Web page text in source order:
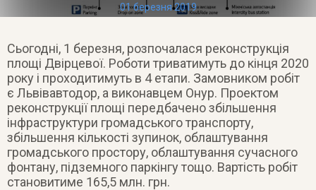
ДОВІДКА 01 березня 2019
Сьогодні, 1 березня, розпочалася реконструкція
площі Двірцевої. Роботи триватимуть до кінця 2020
року і проходитимуть в 4 етапи. Замовником робіт
є Львівавтодор, а виконавцем Онур. Проектом
реконструкції площі передбачено збільшення
інфраструктури громадського транспорту,
збільшення кількості зупинок, облаштування
громадського простору, облаштування сучасного
фонтану, підземного паркінгу тощо. Вартість робіт
становитиме 165,5 млн. грн.